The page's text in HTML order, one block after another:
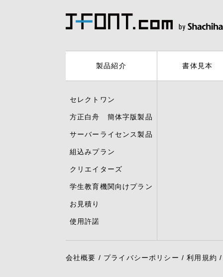
製品紹介
セレクトワン
方正白舟 簡体字版製品
サーバーライセンス製品
組込みプラン
クリエイターズ
学生教育機関向けプラン
お見積り
使用許諾
書体見本
会社概要 / プライバシーポリシー /利用規約